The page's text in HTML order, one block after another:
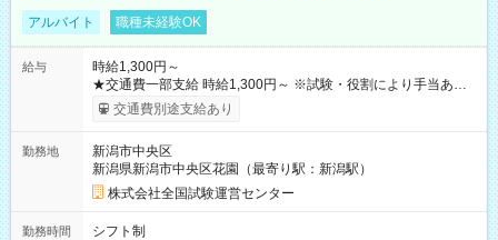
アルバイト 職種未経験OK
給与
時給1,300円～
★交通費一部支給 時給1,300円～ ※試験・役割により手当あり
※勤務回数により昇給あり 【即給（前払い）オプションあ
り！】 希望される場合、勤務から1週間ほどで給与の一部を受け
例】 ・河合塾模擬試験 8:30～17:30（休憩1時間） 時給1,300円
×8時間＝日収10,400円＋交通費 ※当日の役割により時給＋100
円の場合あり ・国家試験 7:00～13:30（休憩なし） 時給1,300
円（役割手当＋100円）×6時間＝日収8,400円＋交通費 【試用期
間】試用期間なし
交通費別途支給あり
勤務地
新潟市中央区
新潟県新潟市中央区花園（最寄り駅：新潟駅）
株式会社全国試験運営センター
勤務時間
シフト制